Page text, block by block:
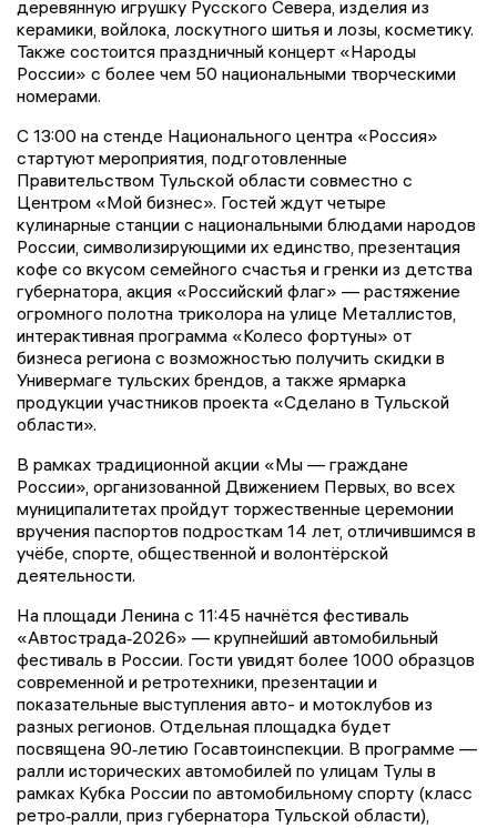
деревянную игрушку Русского Севера, изделия из
керамики, войлока, лоскутного шитья и лозы, косметику.
Также состоится праздничный концерт «Народы
России» с более чем 50 национальными творческими
номерами.
С 13:00 на стенде Национального центра «Россия»
стартуют мероприятия, подготовленные
Правительством Тульской области совместно с
Центром «Мой бизнес». Гостей ждут четыре
кулинарные станции с национальными блюдами народов
России, символизирующими их единство, презентация
кофе со вкусом семейного счастья и гренки из детства
губернатора, акция «Российский флаг» — растяжение
огромного полотна триколора на улице Металлистов,
интерактивная программа «Колесо фортуны» от
бизнеса региона с возможностью получить скидки в
Универмаге тульских брендов, а также ярмарка
продукции участников проекта «Сделано в Тульской
области».
В рамках традиционной акции «Мы — граждане
России», организованной Движением Первых, во всех
муниципалитетах пройдут торжественные церемонии
вручения паспортов подросткам 14 лет, отличившимся в
учёбе, спорте, общественной и волонтёрской
деятельности.
На площади Ленина с 11:45 начнётся фестиваль
«Автострада‑2026» — крупнейший автомобильный
фестиваль в России. Гости увидят более 1000 образцов
современной и ретротехники, презентации и
показательные выступления авто- и мотоклубов из
разных регионов. Отдельная площадка будет
посвящена 90‑летию Госавтоинспекции. В программе —
ралли исторических автомобилей по улицам Тулы в
рамках Кубка России по автомобильному спорту (класс
ретро‑ралли, приз губернатора Тульской области),